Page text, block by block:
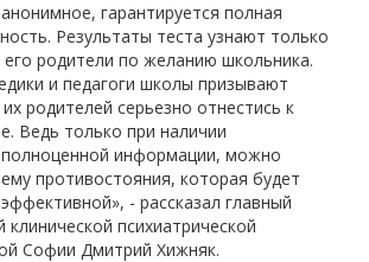
гарантируется полная
Результаты теста узнают только
родители по желанию школьника.
и педагоги школы призывают
родителей серьезно отнестись к
Ведь только при наличии
информации, можно
противостояния, которая будет
- рассказал главный
психиатрической
Софии Дмитрий Хижняк.